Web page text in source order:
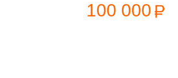
100 000